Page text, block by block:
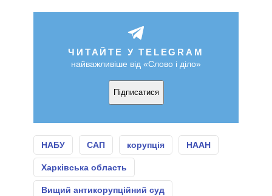
ЧИТАЙТЕ У TELEGRAM
найважливіше від «Слово і діло»
Підписатися
НАБУ САП корупція НААН
Харківська область
Вищий антикорупційний суд